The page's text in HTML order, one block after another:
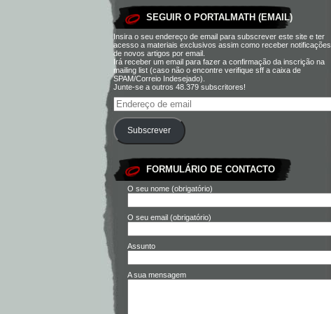
SEGUIR O PORTALMATH (EMAIL)
Insira o seu endereço de email para subscrever este site e ter
acesso a materiais exclusivos assim como receber notificações
de novos artigos por email.
Irá receber um email para fazer a confirmação da inscrição na
mailing list (caso não o encontre verifique sff a caixa de
SPAM/Correio Indesejado).
Junte-se a outros 48.379 subscritores!
Subscrever
FORMULÁRIO DE CONTACTO
O seu nome (obrigatório)
O seu email (obrigatório)
Assunto
A sua mensagem